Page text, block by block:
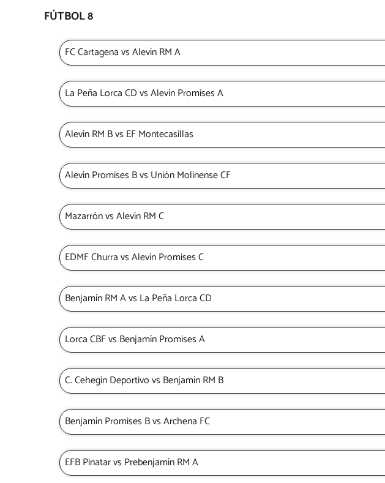
FÚTBOL 8
FC Cartagena vs Alevín RM A
La Peña Lorca CD vs Alevín Promises A
Alevín RM B vs EF Montecasillas
Alevín Promises B vs Unión Molinense CF
Mazarrón vs Alevín RM C
EDMF Churra vs Alevín Promises C
Benjamín RM A vs La Peña Lorca CD
Lorca CBF vs Benjamín Promises A
C. Cehegin Deportivo vs Benjamín RM B
Benjamín Promises B vs Archena FC
EFB Pinatar vs Prebenjamín RM A